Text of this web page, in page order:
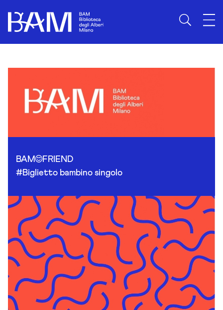
BAM
FRIEND
#Biglietto bambino singolo